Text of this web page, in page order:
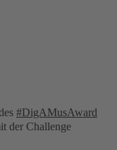
#DigAMusAward
der Challenge